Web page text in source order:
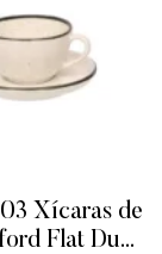
Xícaras de
Flat Duna